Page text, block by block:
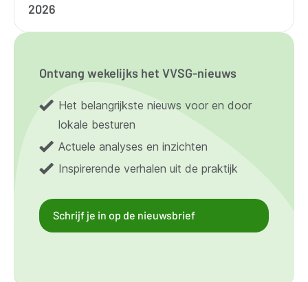
2026
Ontvang wekelijks het VVSG-nieuws
Het belangrijkste nieuws voor en door
lokale besturen
Actuele analyses en inzichten
Inspirerende verhalen uit de praktijk
Schrijf je in op de nieuwsbrief